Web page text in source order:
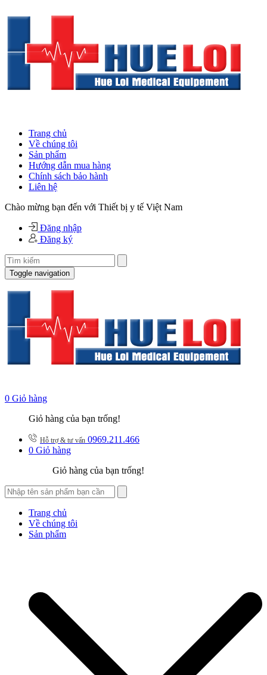
Trang chủ
Về chúng tôi
Sản phẩm
Hướng dẫn mua hàng
Chính sách bảo hành
Liên hệ
Chào mừng bạn đến với Thiết bị y tế Việt Nam
Đăng nhập
Đăng ký
Toggle navigation
0 Giỏ hàng
Giỏ hàng của bạn trống!
Hỗ trợ & tư vấn 0969.211.466
0 Giỏ hàng
Giỏ hàng của bạn trống!
Trang chủ
Về chúng tôi
Sản phẩm